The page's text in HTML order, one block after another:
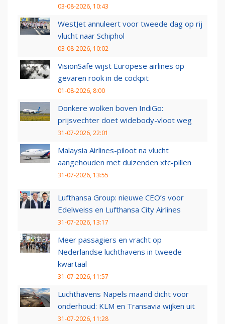
03-08-2026, 10:43
WestJet annuleert voor tweede dag op rij
vlucht naar Schiphol
03-08-2026, 10:02
VisionSafe wijst Europese airlines op
gevaren rook in de cockpit
01-08-2026, 8:00
Donkere wolken boven IndiGo:
prijsvechter doet widebody-vloot weg
31-07-2026, 22:01
Malaysia Airlines-piloot na vlucht
aangehouden met duizenden xtc-pillen
31-07-2026, 13:55
Lufthansa Group: nieuwe CEO’s voor
Edelweiss en Lufthansa City Airlines
31-07-2026, 13:17
Meer passagiers en vracht op
Nederlandse luchthavens in tweede
kwartaal
31-07-2026, 11:57
Luchthavens Napels maand dicht voor
onderhoud: KLM en Transavia wijken uit
31-07-2026, 11:28